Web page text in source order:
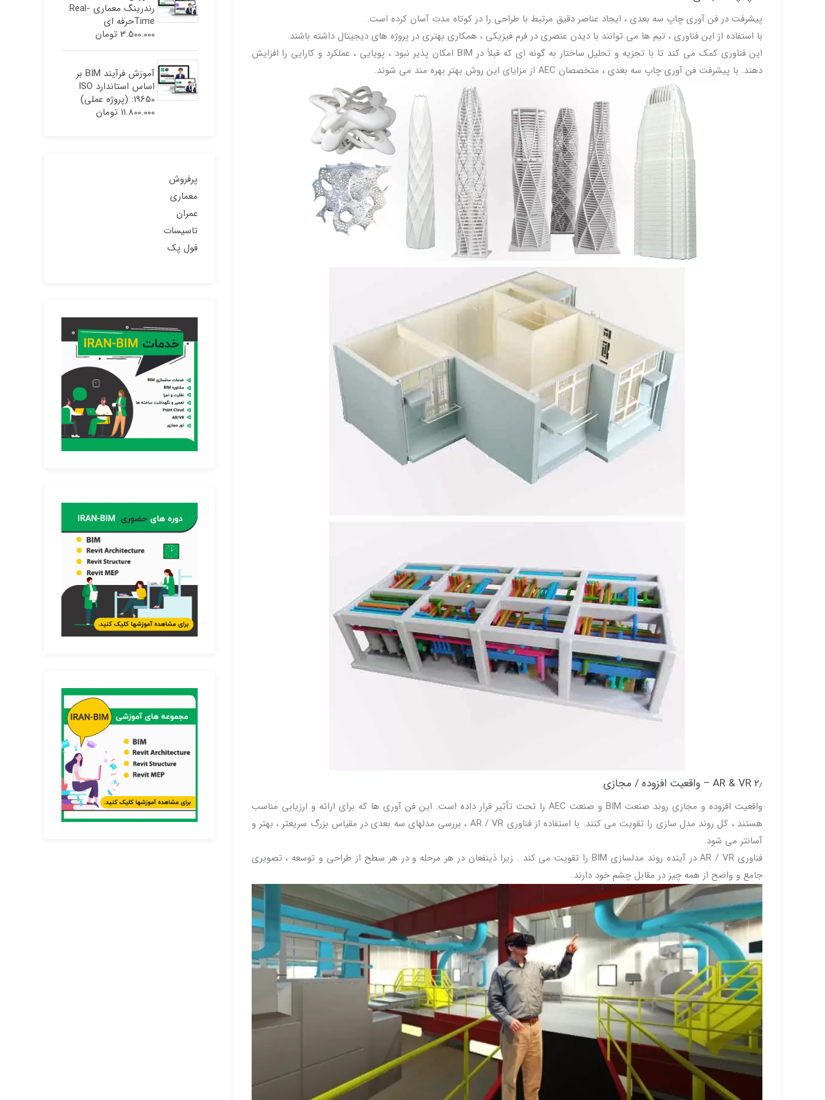
پیشرفت در فن آوری چاپ سه بعدی ، ایجاد عناصر دقیق مرتبط با طراحی را در کوتاه مدت آسان کرده است.
با استفاده از این فناوری ، تیم ها می توانند با دیدن عنصری در فرم فیزیکی ، همکاری بهتری در پروژه های دیجیتال داشته باشند.
این فناوری کمک می کند تا با تجزیه و تحلیل ساختار به گونه ای که قبلاً در BIM امکان پذیر نبود ، پویایی ، عملکرد و کارایی را افزایش
دهند. با پیشرفت فن آوری چاپ سه بعدی ، متخصصان AEC از مزایای این روش بهتر بهره مند می شوند.
۲٫ AR & VR – واقعیت افزوده / مجازی
واقعیت افزوده و مجازی روند صنعت BIM و صنعت AEC را تحت تأثیر قرار داده است. این فن آوری ها که برای ارائه و ارزیابی مناسب
هستند ، کل روند مدل سازی را تقویت می کنند. با استفاده از فناوری AR / VR ، بررسی مدلهای سه بعدی در مقیاس بزرگ سریعتر ، بهتر و
آسانتر می شود.
فناوری AR / VR در آینده روند مدلسازی BIM را تقویت می کند . زیرا ذینفعان در هر مرحله و در هر سطح از طراحی و توسعه ، تصویری
جامع و واضح از همه چیز در مقابل چشم خود دارند.
رندرینگ معماری Real-
Timeحرفه ای
3.500.000 تومان
آموزش فرآیند BIM بر
اساس استاندارد ISO
19650: (پروژه عملی)
11.800.000 تومان
پرفروش
معماری
عمران
تاسیسات
فول پک